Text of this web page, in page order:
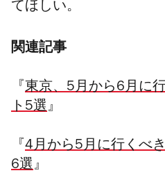
てほしい。
関連記事
『 東京、5月から6月に
ト5選』
『 4月から5月に行くべ
6選』